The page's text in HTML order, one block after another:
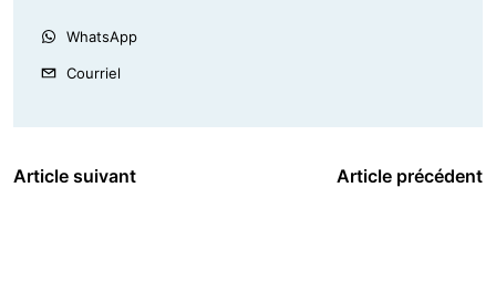
WhatsApp
Courriel
Article suivant Article précédent